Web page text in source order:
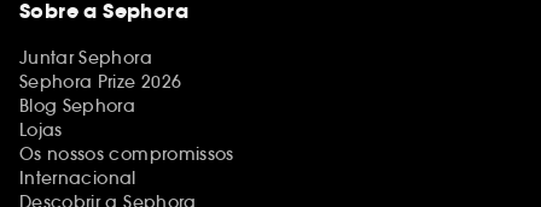
Sobre a Sephora
Juntar Sephora
Sephora Prize 2026
Blog Sephora
Lojas
Os nossos compromissos
Internacional
Descobrir a Sephora